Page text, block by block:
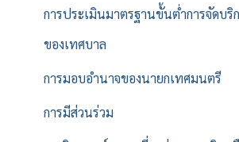
การประเมินมาตรฐานขั้นต่ำการจัดบริ
ของเทศบาล
การมอบอำนาจของนายกเทศมนตรี
การมีส่วนร่วม